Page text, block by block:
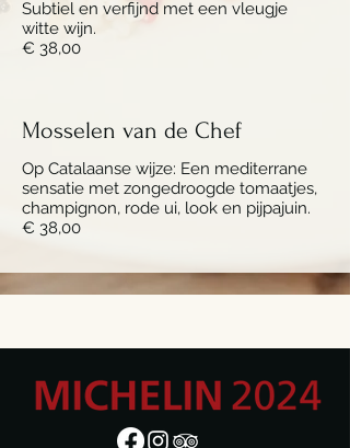
Subtiel en verfijnd met een vleugje
witte wijn.
€ 38,00
Mosselen van de Chef
Op Catalaanse wijze: Een mediterrane
sensatie met zongedroogde tomaatjes,
champignon, rode ui, look en pijpajuin.
€ 38,00